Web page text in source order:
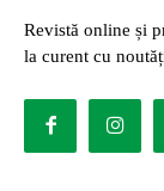
Revistă online și
la curent cu